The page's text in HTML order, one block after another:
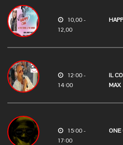
10,00 -
12,00
12:00 -
14:00
IL
MAX
15:00 -
17:00
ONE